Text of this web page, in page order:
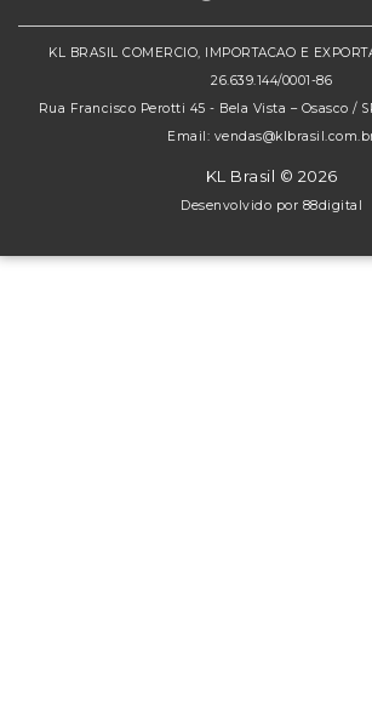
KL BRASIL COMERCIO, IMPORTACAO E
26.639.144/0001-86
Rua Francisco Perotti 45 - Bela Vista – Osasco /
Email:
KL Brasil © 2026
Desenvolvido por 88digital